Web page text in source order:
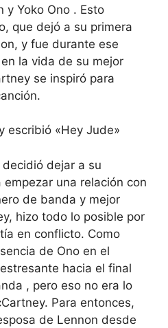
y Yoko Ono . Esto
que dejó a su primera
y fue durante ese
la vida de su mejor
se inspiró para
escribió «Hey Jude»
dejar a su
una relación con
de banda y mejor
hizo todo lo posible por
en conflicto. Como
de Ono en el
hacia el final
, pero eso no era lo
Para entonces,
de Lennon desde